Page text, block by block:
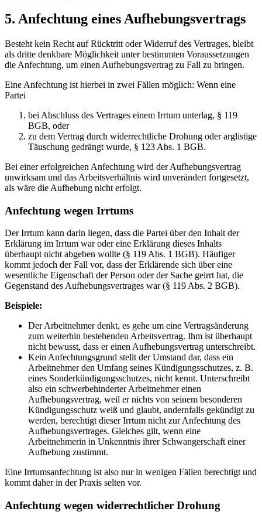
5. Anfechtung eines Aufhebungsvertrags
Besteht kein Recht auf Rücktritt oder Widerruf des Vertrages, bleibt
als dritte denkbare Möglichkeit unter bestimmten Voraussetzungen
die Anfechtung, um einen Aufhebungsvertrag zu Fall zu bringen.
Eine Anfechtung ist hierbei in zwei Fällen möglich: Wenn eine
Partei
bei Abschluss des Vertrages einem Irrtum unterlag, § 119
BGB, oder
zu dem Vertrag durch widerrechtliche Drohung oder arglistige
Täuschung gedrängt wurde, § 123 Abs. 1 BGB.
Bei einer erfolgreichen Anfechtung wird der Aufhebungsvertrag
unwirksam und das Arbeitsverhältnis wird unverändert fortgesetzt,
als wäre die Aufhebung nicht erfolgt.
Anfechtung wegen Irrtums
Der Irrtum kann darin liegen, dass die Partei über den Inhalt der
Erklärung im Irrtum war oder eine Erklärung dieses Inhalts
überhaupt nicht abgeben wollte (§ 119 Abs. 1 BGB). Häufiger
kommt jedoch der Fall vor, dass der Erklärende sich über eine
wesentliche Eigenschaft der Person oder der Sache geirrt hat, die
Gegenstand des Aufhebungsvertrages war (§ 119 Abs. 2 BGB).
Beispiele:
Der Arbeitnehmer denkt, es gehe um eine Vertragsänderung
zum weiterhin bestehenden Arbeitsvertrag. Ihm ist überhaupt
nicht bewusst, dass er einen Aufhebungsvertrag unterschreibt.
Kein Anfechtungsgrund stellt der Umstand dar, dass ein
Arbeitnehmer den Umfang seines Kündigungsschutzes, z. B.
eines Sonderkündigungsschutzes, nicht kennt. Unterschreibt
also ein schwerbehinderter Arbeitnehmer einen
Aufhebungsvertrag, weil er nichts von seinem besonderen
Kündigungsschutz weiß und glaubt, andernfalls gekündigt zu
werden, berechtigt dieser Irrtum nicht zur Anfechtung des
Aufhebungsvertrages. Gleiches gilt, wenn eine
Arbeitnehmerin in Unkenntnis ihrer Schwangerschaft einer
Aufhebung zustimmt.
Eine Irrtumsanfechtung ist also nur in wenigen Fällen berechtigt und
kommt daher in der Praxis selten vor.
Anfechtung wegen widerrechtlicher Drohung